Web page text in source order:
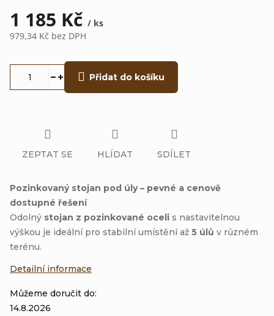
1 185 Kč / ks
979,34 Kč bez DPH
Můžeme doručit do:
14.8.2026
Přidat do košíku
Pozinkovaný stojan pod úly – pevné a cenově
dostupné řešení
Odolný stojan z pozinkované oceli s nastavitelnou
výškou je ideální pro stabilní umístění až 5 úlů v různém
terénu.
Detailní informace
ZEPTAT SE HLÍDAT SDÍLET